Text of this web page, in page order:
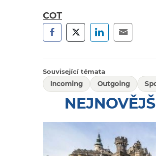
COT
Související témata
Incoming
Outgoing